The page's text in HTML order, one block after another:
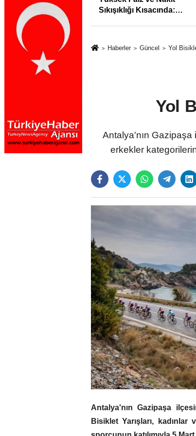
%31,75;
%50,49 olarak
Sıkışıklığı Kısacında:
Haberler Güncel Yol
Yol
Antalya'nın Gazipaşa
erkekler
Antalya'nın Gazipaşa
Bisiklet Yarışları,